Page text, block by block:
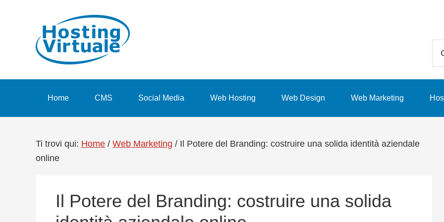
navigazione
contenuto
principale
Home CMS Social Media Web Hosting Web Design Web Marketing
Ti trovi qui: Home / Web Marketing / Il Potere del Branding: costruire una solida identità aziendale
online
Il Potere del Branding: costruire una solida